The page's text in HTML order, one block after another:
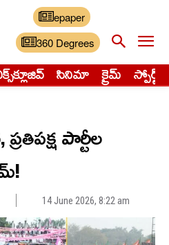
epaper
360 Degrees
సినిమా క్రైమ్ స్పోర్ట్స్
పార్టీల
14 June 2026, 8:22 am